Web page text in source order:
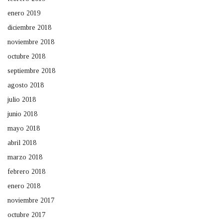
enero 2019
diciembre 2018
noviembre 2018
octubre 2018
septiembre 2018
agosto 2018
julio 2018
junio 2018
mayo 2018
abril 2018
marzo 2018
febrero 2018
enero 2018
noviembre 2017
octubre 2017